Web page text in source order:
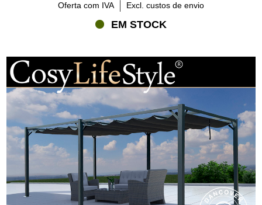
Oferta com IVA Excl. custos de envio
EM STOCK